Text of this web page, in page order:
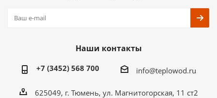
Наши контакты
+7 (3452) 568 700 info@teplowod.ru
​625049, г. Тюмень, ул. Магнитогорская, 11 ст2